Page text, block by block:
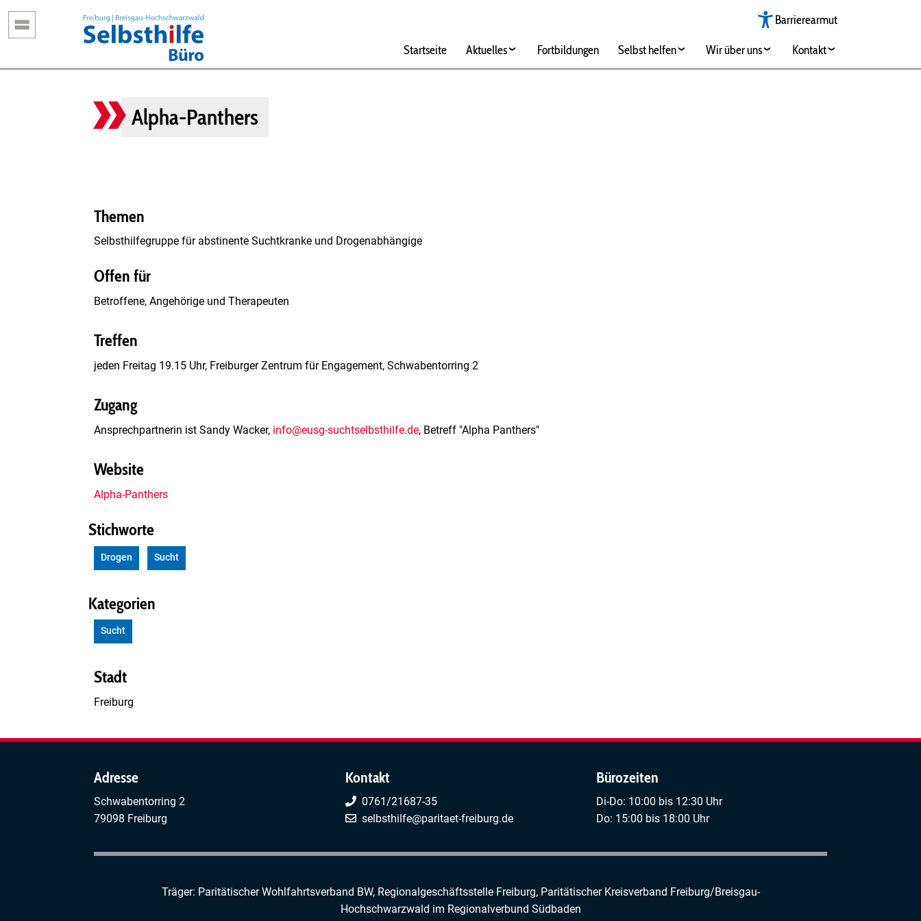
Direkt
zum
Inhalt
Barrierearmut
Startseite Aktuelles Fortbildungen Selbst helfen Wir über uns Kontakt
Alpha-Panthers
Themen
Selbsthilfegruppe für abstinente Suchtkranke und Drogenabhängige
Offen für
Betroffene, Angehörige und Therapeuten
Treffen
jeden Freitag 19.15 Uhr, Freiburger Zentrum für Engagement, Schwabentorring 2
Zugang
Ansprechpartnerin ist Sandy Wacker, info@eusg-suchtselbsthilfe.de, Betreff "Alpha Panthers"
Website
Alpha-Panthers
Stichworte
Drogen Sucht
Kategorien
Sucht
Stadt
Freiburg
Adresse
Schwabentorring 2
79098 Freiburg
Kontakt
0761/21687-35
selbsthilfe@paritaet-freiburg.de
Bürozeiten
Di-Do: 10:00 bis 12:30 Uhr
Do: 15:00 bis 18:00 Uhr
Träger: Paritätischer Wohlfahrtsverband BW, Regionalgeschäftsstelle Freiburg, Paritätischer Kreisverband Freiburg/Breisgau-
Hochschwarzwald im Regionalverbund Südbaden